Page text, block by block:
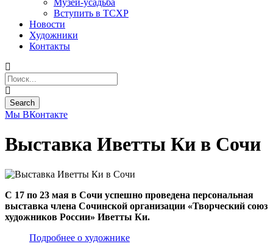
Музей-усадьба
Вступить в ТСХР
Новости
Художники
Контакты
Мы ВКонтакте
Выставка Иветты Ки в Сочи
С 17 по 23 мая в Сочи успешно проведена персональная
выставка члена Сочинской организации «Творческий союз
художников России» Иветты Ки.
Подробнее о художнике